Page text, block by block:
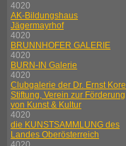
4020
AK-Bildungshaus
Jägermayrhof
4020
BRUNNHOFER GALERIE
4020
BURN-IN Galerie
4020
Clubgalerie der Dr. Ernst
Stiftung, Verein zur Förderung
von Kunst & Kultur
4020
die KUNSTSAMMLUNG des
Landes Oberösterreich